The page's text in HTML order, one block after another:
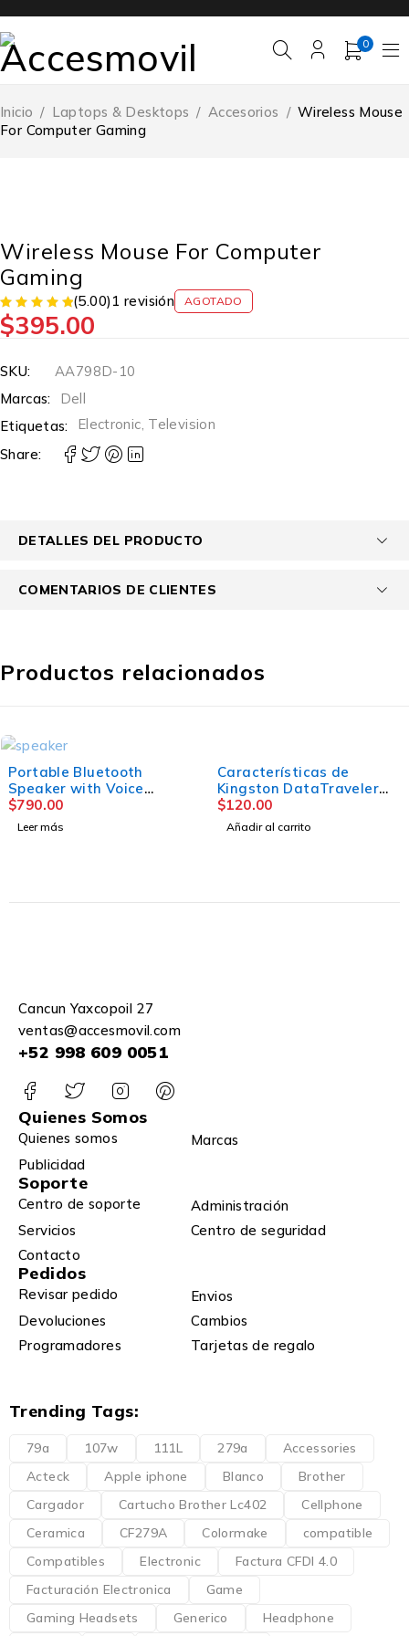
0
Inicio / Laptops & Desktops / Accesorios / Wireless Mouse
For Computer Gaming
Wireless Mouse For Computer
Gaming
(5.00) 1 revisión AGOTADO
$395.00
SKU:
AA798D-10
Marcas:
Dell
Etiquetas:
Electronic, Television
Share:
DETALLES DEL PRODUCTO
COMENTARIOS DE CLIENTES
Productos relacionados
AGOTADO
Portable Bluetooth
Speaker with Voice
Assistant, 10 Hour
Battery Life
$790.00
Leer más
Características de
Kingston DataTraveler
Exodia DTX/64 64 GB 3.2
Gen 1
$120.00
Añadir al carrito
Cancun Yaxcopoil 27
ventas@accesmovil.com
+52 998 609 0051
Quienes Somos
Quienes somos
Marcas
Publicidad
Soporte
Centro de soporte
Administración
Servicios
Centro de seguridad
Contacto
Pedidos
Revisar pedido
Envios
Devoluciones
Cambios
Programadores
Tarjetas de regalo
Trending Tags:
79a 107w 111L 279a
Accessories
Acteck
Apple iphone Blanco
Brother
Cargador
Cartucho Brother Lc402
Cellphone
Ceramica
CF279A Colormake
compatible
Compatibles
Electronic
Factura CFDI 4.0
Facturación Electronica
Game
Gaming Headsets
Generico Headphone